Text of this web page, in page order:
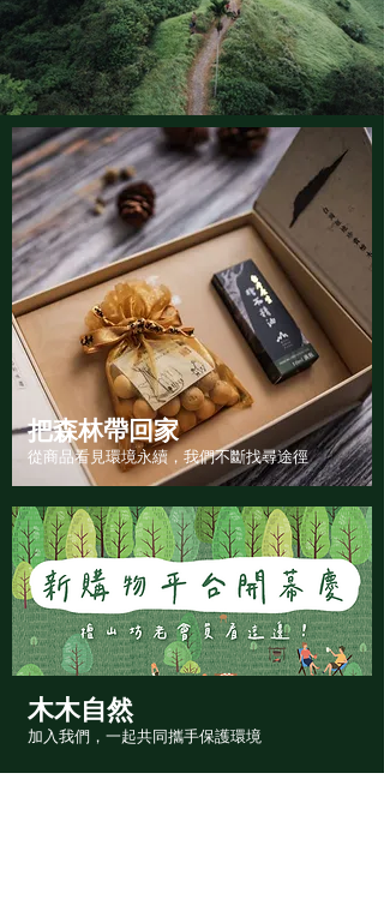
把森林帶回家
從商品看見環境永續，我們不斷找尋途徑
木木自然
加入我們，一起共同攜手保護環境